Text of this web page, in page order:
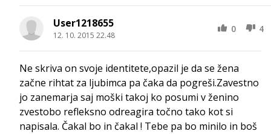
User1218655
12. 10. 2015 22.48
0 4
Ne skriva on svoje identitete,opazil je da se žena
začne rihtat za ljubimca pa čaka da pogreši.Zavestno
jo zanemarja saj moški takoj ko posumi v ženino
zvestobo refleksno odreagira točno tako kot si
napisala. Čakal bo in čakal ! Tebe pa bo minilo in boš